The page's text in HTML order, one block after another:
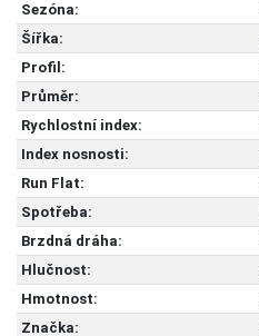
Sezóna:
Šířka:
Profil:
Průměr:
Rychlostní index:
Index nosnosti:
Run Flat:
Spotřeba:
Brzdná dráha:
Hlučnost:
Hmotnost:
Značka: